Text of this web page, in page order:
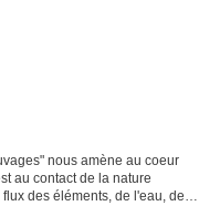
nous amène au coeur
au contact de la nature
des éléments, de l'eau, de